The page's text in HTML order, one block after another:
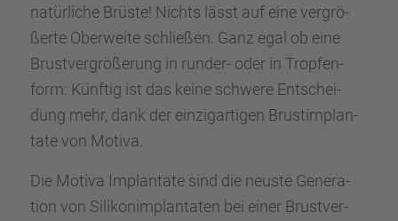
natür­li­che Brüste! Nichts lässt auf eine vergrö­
ßerte Oberweite schlie­ßen. Ganz egal ob eine
Brust­ver­grö­ße­rung in runder- oder in Tropfen­
form: Künftig ist das keine schwere Entschei­
dung mehr, dank der einzig­ar­ti­gen Brust­im­plan­
tate von Motiva.
Die Motiva Implan­tate sind die neuste Genera­
tion von Silikon­im­plan­ta­ten bei einer Brust­ver­